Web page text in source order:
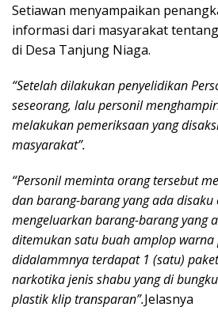
Setiawan menyampaikan
informasi dari masyarakat
di Desa Tanjung Niaga.
“Setelah dilakukan penyelidikan
seseorang, lalu personil
melakukan pemeriksaan yang
masyarakat”.
“Personil meminta orang tersebut
dan barang-barang yang ada disaku
mengeluarkan barang-barang yang
ditemukan satu buah amplop warna
didalammnya terdapat 1 (satu)
narkotika jenis shabu yang di
plastik klip transparan”.Jelasnya